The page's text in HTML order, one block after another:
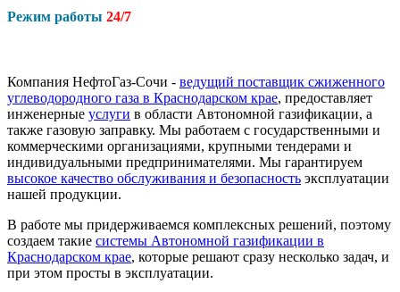
Режим работы 24/7
Компания НефтоГаз-Сочи - ведущий поставщик сжиженного
углеводородного газа в Краснодарском крае, предоставляет
инженерные услуги в области Автономной газификации, а
также газовую заправку. Мы работаем с государственными и
коммерческими организациями, крупными тендерами и
индивидуальными предпринимателями. Мы гарантируем
высокое качество обслуживания и безопасность эксплуатации
нашей продукции.
В работе мы придерживаемся комплексных решений, поэтому
создаем такие системы Автономной газификации в
Краснодарском крае, которые решают сразу несколько задач, и
при этом просты в эксплуатации.